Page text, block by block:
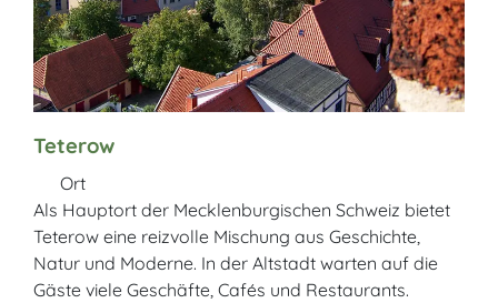
Teterow
Ort
Als Hauptort der Mecklenburgischen Schweiz bietet
Teterow eine reizvolle Mischung aus Geschichte,
Natur und Moderne. In der Altstadt warten auf die
Gäste viele Geschäfte, Cafés und Restaurants.